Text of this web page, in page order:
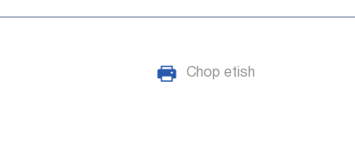
Chop etish